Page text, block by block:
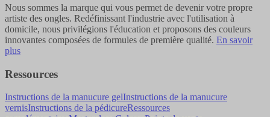
Nous sommes la marque qui vous permet de devenir votre propre
artiste des ongles. Redéfinissant l'industrie avec l'utilisation à
domicile, nous privilégions l'éducation et proposons des couleurs
innovantes composées de formules de première qualité. En savoir
plus
Ressources
Instructions de la manucure gelInstructions de la manucure
vernisInstructions de la pédicureRessources